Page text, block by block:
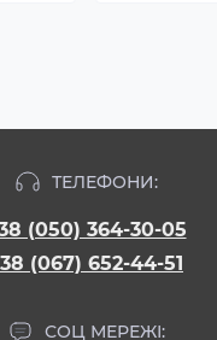
ТЕЛЕФОНИ:
(050) 364-30-05
(067) 652-44-51
СОЦ МЕРЕЖІ: